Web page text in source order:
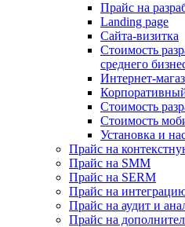
Прайс на
Landing page
Cайта-визитка
Стоимость
среднего
Интернет-
Стоимость
Стоимость
Установка и
Прайс на
Прайс на SMM
Прайс на SERM
Прайс на
Прайс на аудит и
Прайс на